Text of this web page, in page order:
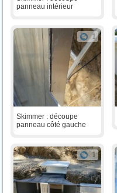
panneau intérieur
1
Skimmer : découpe
panneau côté gauche
1